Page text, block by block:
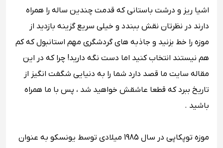
اشیا ریز و درشت باستانی که قدمت چندین ساله را همراه
دارند در نظرتان نقش ببندد و خیلی سریع گزینه بازدید از
موزه را خط بزنید و جاذبه های گردشگری مهم استانبول که کم
هم نیستند انتخاب کنید اما دست نگه دارید! چرا که در این
مقاله سایت ما قصد دارد شما را به دنیایی شگفت انگیز از
تاریخ ببرد که قطعا عاشقش خواهید شد ، پس با ما همراه
باشید .
موزه توپکاپی در سال 1985 میلادی توسط یونسکو به عنوان